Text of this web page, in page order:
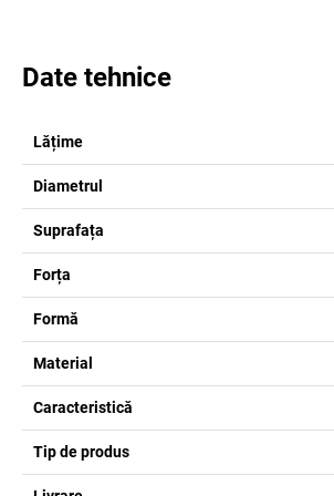
Date tehnice
Lățime
Diametrul
Suprafața
Forța
Formă
Material
Caracteristică
Tip de produs